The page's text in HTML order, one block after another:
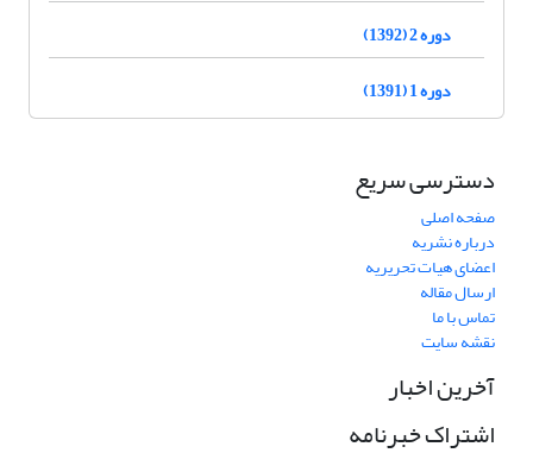
دوره 2 (1392)
دوره 1 (1391)
دسترسی سریع
صفحه اصلی
درباره نشریه
اعضای هیات تحریریه
ارسال مقاله
تماس با ما
نقشه سایت
آخرین اخبار
اشتراک خبرنامه